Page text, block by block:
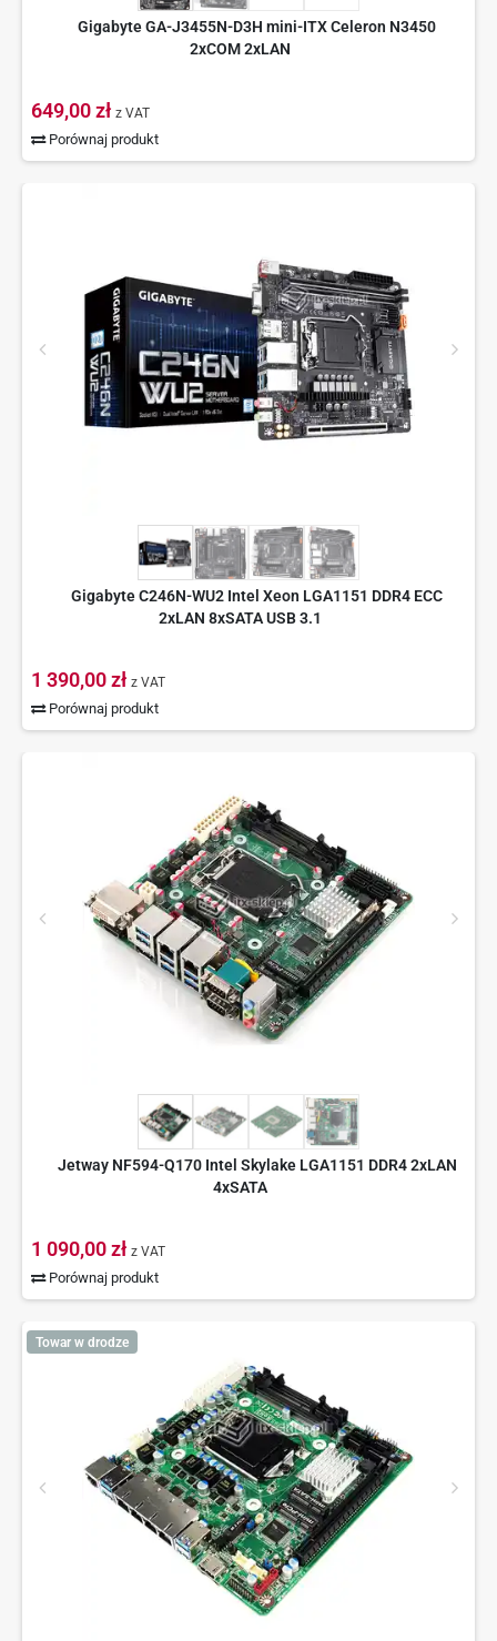
Gigabyte GA-J3455N-D3H mini-ITX Celeron N3450
2xCOM 2xLAN
649,00 zł z VAT
Porównaj produkt
Gigabyte C246N-WU2 Intel Xeon LGA1151 DDR4 ECC
2xLAN 8xSATA USB 3.1
1 390,00 zł z VAT
Porównaj produkt
Jetway NF594-Q170 Intel Skylake LGA1151 DDR4 2xLAN
4xSATA
1 090,00 zł z VAT
Porównaj produkt
Towar w drodze